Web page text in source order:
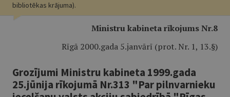
bibliotēkas krājuma).
Ministru kabineta rīkojums Nr.8
Rīgā 2000.gada 5.janvārī (prot. Nr. 1, 13.§)
Grozījumi Ministru kabineta 1999.gada
25.jūnija rīkojumā Nr.313 "Par pilnvarnieku